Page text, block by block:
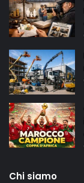
Chi siamo